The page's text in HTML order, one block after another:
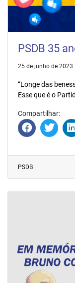
PSDB 35
25 de junho de 2023
“Longe das
Esse que é o
Compartilhar:
PSDB